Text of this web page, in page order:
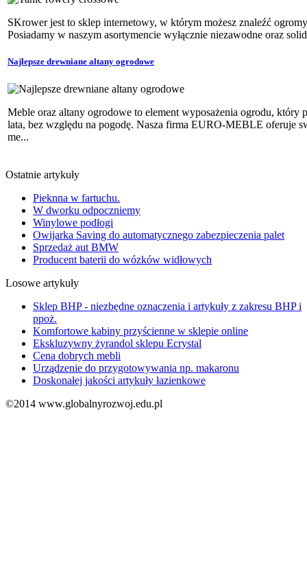
SKrower jest to sklep internetowy, w którym możesz znaleźć
Posiadamy w naszym asortymencie wyłącznie niezawodne oraz
Najlepsze drewniane altany ogrodowe
Meble oraz altany ogrodowe to element wyposażenia ogrodu, który
lata, bez względu na pogodę. Nasza firma EURO-MEBLE oferuje
me...
Ostatnie artykuły
Pieknna w fartuchu.
W dworku odpoczniemy
Winylowe podłogi
Owijarka Saving do automatycznego zabezpieczenia palet
Sprzedaż aut BMW
Producent baterii do wózków widłowych
Losowe artykuły
Sklep BHP - niezbędne oznaczenia i artykuły z zakresu BHP i
ppoż.
Komfortowe kabiny przyścienne w sklepie online
Ekskluzywny żyrandol sklepu Ecrystal
Cena dobrych mebli
Urządzenie do przygotowywania np. makaronu
Doskonałej jakości artykuły łazienkowe
©2014 www.globalnyrozwoj.edu.pl